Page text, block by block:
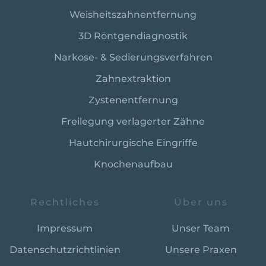
Weisheitszahnentfernung
3D Röntgen­diagnostik
Narkose- & Sedierungsverfahren
Zahnextraktion
Zystenentfernung
Freilegung verlagerter Zähne
Haut­chirurgische Eingriffe
Knochenaufbau
Rechtliches
Impressum
Datenschutzrichtlinien
Über uns
Unser Team
Unsere Praxen